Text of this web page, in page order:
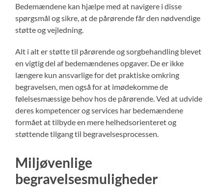
Bedemændene kan hjælpe med at navigere i disse
spørgsmål og sikre, at de pårørende får den nødvendige
støtte og vejledning.
Alt i alt er støtte til pårørende og sorgbehandling blevet
en vigtig del af bedemændenes opgaver. De er ikke
længere kun ansvarlige for det praktiske omkring
begravelsen, men også for at imødekomme de
følelsesmæssige behov hos de pårørende. Ved at udvide
deres kompetencer og services har bedemændene
formået at tilbyde en mere helhedsorienteret og
støttende tilgang til begravelsesprocessen.
Miljøvenlige
begravelsesmuligheder